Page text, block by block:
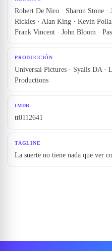
Robert De Niro · Sharon Stone ·
Rickles · Alan King · Kevin
Frank Vincent · John Bloom ·
PRODUCCIÓN
Universal Pictures · Syalis DA ·
Productions
IMDB
tt0112641
TAGLINE
La suerte no tiene nada que ver